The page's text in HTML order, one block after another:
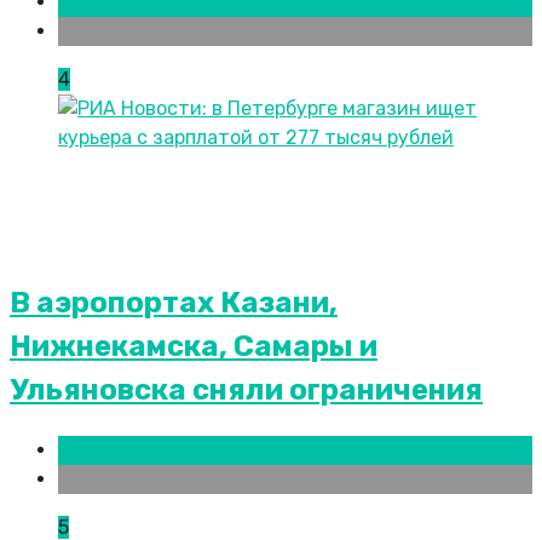
4
В аэропортах Казани,
Нижнекамска, Самары и
Ульяновска сняли ограничения
5